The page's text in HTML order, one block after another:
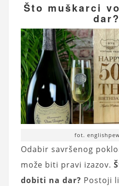
Što muškarci
dar?
fot.
Odabir savršenog
može biti pravi izazov.
dobiti na dar? Postoji